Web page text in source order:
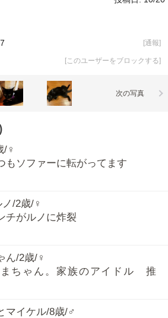
[通報]
[このユーザーをブロックする]
次の写真
/♀
もソファーに転がってます
/2歳/♀
チがルノに炸裂
ん/2歳/♀
ちゃん。家族のアイドル 推
マイケル/8歳/♂